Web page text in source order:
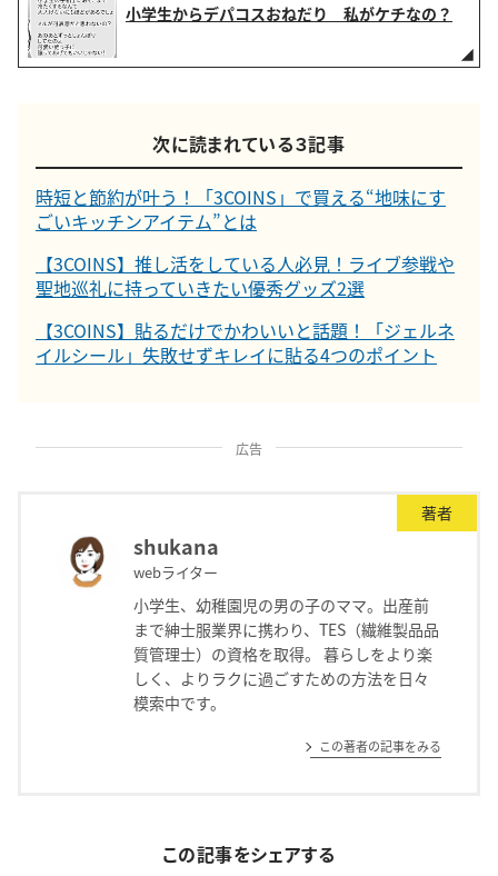
小学生からデパコスおねだり 私がケチなの？
次に読まれている３記事
時短と節約が叶う！「3COINS」で買える“地味にす
ごいキッチンアイテム”とは
【3COINS】推し活をしている人必見！ライブ参戦や
聖地巡礼に持っていきたい優秀グッズ2選
【3COINS】貼るだけでかわいいと話題！「ジェルネ
イルシール」失敗せずキレイに貼る4つのポイント
広告
著者
shukana
webライター
小学生、幼稚園児の男の子のママ。出産前
まで紳士服業界に携わり、TES（繊維製品品
質管理士）の資格を取得。 暮らしをより楽
しく、よりラクに過ごすための方法を日々
模索中です。
この著者の記事をみる
この記事をシェアする